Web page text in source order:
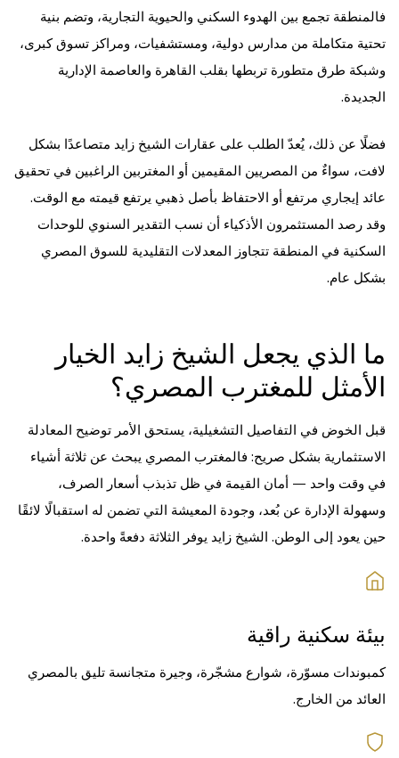
فالمنطقة تجمع بين الهدوء السكني والحيوية التجارية، وتضم بنية
تحتية متكاملة من مدارس دولية، ومستشفيات، ومراكز تسوق كبرى،
وشبكة طرق متطورة تربطها بقلب القاهرة والعاصمة الإدارية
الجديدة.
فضلًا عن ذلك، يُعدّ الطلب على عقارات الشيخ زايد متصاعدًا بشكل
لافت، سواءٌ من المصريين المقيمين أو المغتربين الراغبين في تحقيق
عائد إيجاري مرتفع أو الاحتفاظ بأصل ذهبي يرتفع قيمته مع الوقت.
وقد رصد المستثمرون الأذكياء أن نسب التقدير السنوي للوحدات
السكنية في المنطقة تتجاوز المعدلات التقليدية للسوق المصري
بشكل عام.
ما الذي يجعل الشيخ زايد الخيار
الأمثل للمغترب المصري؟
قبل الخوض في التفاصيل التشغيلية، يستحق الأمر توضيح المعادلة
الاستثمارية بشكل صريح: فالمغترب المصري يبحث عن ثلاثة أشياء
في وقت واحد — أمان القيمة في ظل تذبذب أسعار الصرف،
وسهولة الإدارة عن بُعد، وجودة المعيشة التي تضمن له استقبالًا لائقًا
حين يعود إلى الوطن. الشيخ زايد يوفر الثلاثة دفعةً واحدة.
بيئة سكنية راقية
كمبوندات مسوّرة، شوارع مشجّرة، وجيرة متجانسة تليق بالمصري
العائد من الخارج.